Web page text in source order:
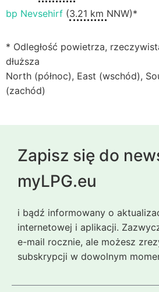
bp Nevsehirf (3.21 km NNW)*
* Odległość powietrza,
dłuższa
North (północ), East (wschód),
(zachód)
Zapisz się do
myLPG.eu
i bądź informowany o
internetowej i aplikacji.
e-mail rocznie, ale możesz
subskrypcji w dowolnym